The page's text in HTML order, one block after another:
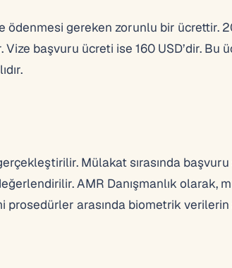
ödenmesi gereken zorunlu bir ücrettir.
başvuru ücreti ise 160 USD’dir. Bu
Mülakat sırasında
AMR Danışmanlık olarak,
prosedürler arasında biometrik verilerin